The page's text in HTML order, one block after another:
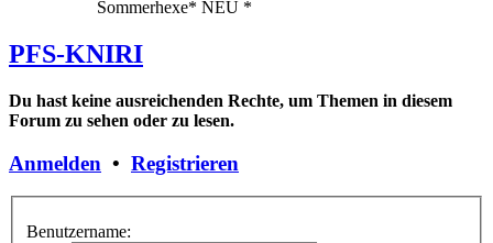
PFS-KNIRI
Du hast keine ausreichenden Rechte, um Themen in diesem
Forum zu sehen oder zu lesen.
Anmelden • Registrieren
Benutzername: